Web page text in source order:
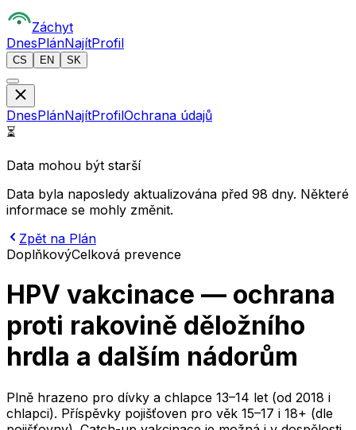
Záchyt
DnesPlánNajítProfil
CS EN SK
DnesPlánNajítProfilOchrana údajů
⏳
Data mohou být starší
Data byla naposledy aktualizována před 98 dny. Některé
informace se mohly změnit.
Zpět na Plán
DoplňkovýCelková prevence
HPV vakcinace — ochrana
proti rakovině děložního
hrdla a dalším nádorům
Plně hrazeno pro dívky a chlapce 13–14 let (od 2018 i
chlapci). Příspěvky pojišťoven pro věk 15–17 i 18+ (dle